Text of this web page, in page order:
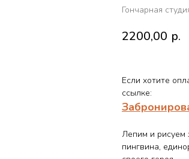
Гончарная
2200,00 р.
Если хотите
ссылке:
Лепим и рисуем
пингвина,